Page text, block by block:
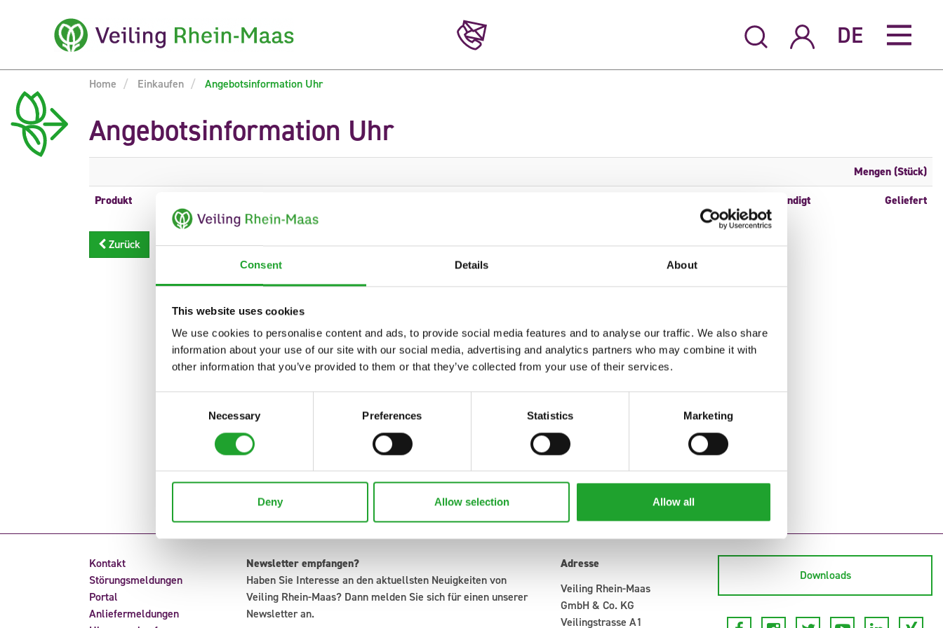
Consent Details About
This website uses cookies
We use cookies to personalise content and ads, to provide social media features and to analyse our traffic. We also share
information about your use of our site with our social media, advertising and analytics partners who may combine it with
other information that you’ve provided to them or that they’ve collected from your use of their services.
Necessary Preferences Statistics Marketing
Deny Allow selection Allow all
DE
Home Einkaufen Angebotsinformation Uhr
Angebotsinformation Uhr
Mengen (Stück)
Produkt
Angekündigt Geliefert
Zurück
Kontakt
Störungsmeldungen
Portal
Anliefermeldungen
Newsletter empfangen?
Haben Sie Interesse an den aktuellsten Neuigkeiten von
Veiling Rhein-Maas? Dann melden Sie sich für einen unserer
Newsletter an.
Adresse
Veiling Rhein-Maas
GmbH & Co. KG
Veilingstrasse A1
Downloads